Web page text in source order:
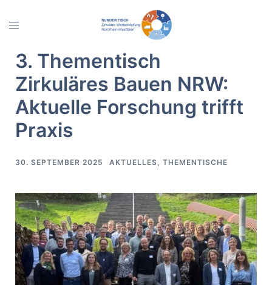
InhaltMenü
3. Thementisch
Zirkuläres Bauen NRW:
Aktuelle Forschung trifft
Praxis
30. SEPTEMBER 2025 AKTUELLES, THEMENTISCHE